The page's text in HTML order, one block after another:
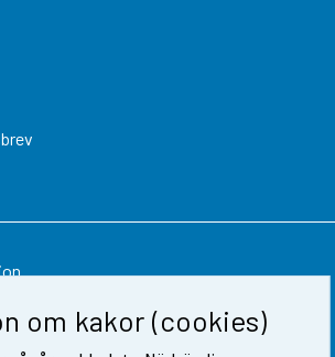
om kakor (cookies)